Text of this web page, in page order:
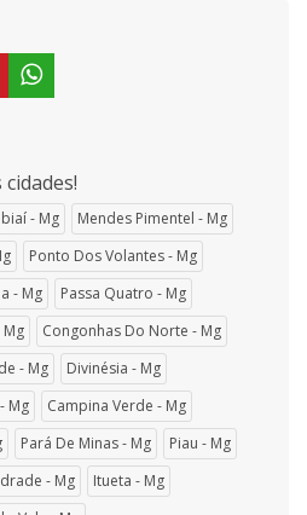
Ibiaí - Mg
Mendes Pimentel - Mg
Ponto Dos Volantes - Mg
- Mg
Passa Quatro - Mg
Mg
Congonhas Do Norte - Mg
- Mg
Divinésia - Mg
Mg
Campina Verde - Mg
Pará De Minas - Mg
Piau - Mg
- Mg
Itueta - Mg